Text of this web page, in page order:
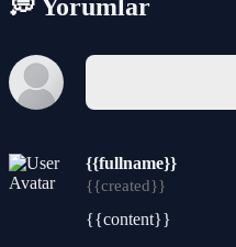
💭 Yorumlar
{{fullname}}
{{created}}
{{content}}